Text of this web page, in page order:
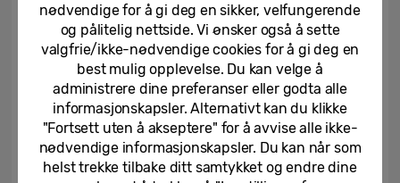
Galaxy Book6-seriens interne design er
organisert, ryddig og godt balansert.
Gjennom grundig ingeniørarbeid har
Samsungredesignet kretskortoppsettet
for å fordele plass og vekt jevnere, noe
som støtter et slankere ytre, stabil ytelse
og langsiktig pålitelighet.
nødvendige for å gi deg en sikker, velfungerende
og pålitelig nettside. Vi ønsker også å sette
valgfrie/ikke-nødvendige cookies for å gi deg en
best mulig opplevelse. Du kan velge å
administrere dine preferanser eller godta alle
informasjonskapsler. Alternativt kan du klikke
"Fortsett uten å akseptere" for å avvise alle ikke-
nødvendige informasjonskapsler. Du kan når som
helst trekke tilbake ditt samtykket og endre dine